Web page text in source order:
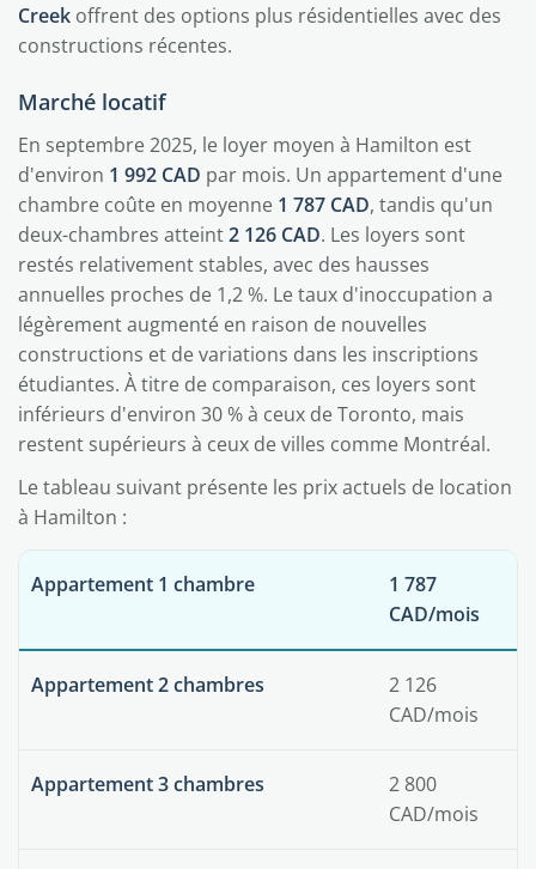
Creek offrent des options plus résidentielles avec des
constructions récentes.
Marché locatif
En septembre 2025, le loyer moyen à Hamilton est
d'environ 1 992 CAD par mois. Un appartement d'une
chambre coûte en moyenne 1 787 CAD, tandis qu'un
deux-chambres atteint2 126 CAD. Les loyers sont
restés relativement stables, avec des hausses
annuelles proches de 1,2 %. Le taux d'inoccupation a
légèrement augmenté en raison de nouvelles
constructions et de variations dans les inscriptions
étudiantes. À titre de comparaison, ces loyers sont
inférieurs d'environ 30 % à ceux de Toronto, mais
restent supérieurs à ceux de villes comme Montréal.
Le tableau suivant présente les prix actuels de location
à Hamilton :
Appartement 1 chambre
1 787
CAD/mois
Appartement 2 chambres
2 126
CAD/mois
Appartement 3 chambres
2 800
CAD/mois